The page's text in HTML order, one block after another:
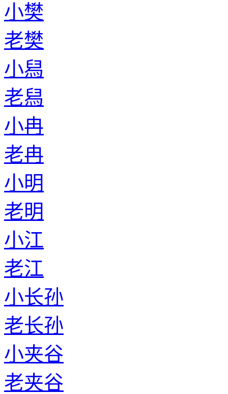
小樊
老樊
小舄
老舄
小冉
老冉
小明
老明
小江
老江
小长孙
老长孙
小夹谷
老夹谷